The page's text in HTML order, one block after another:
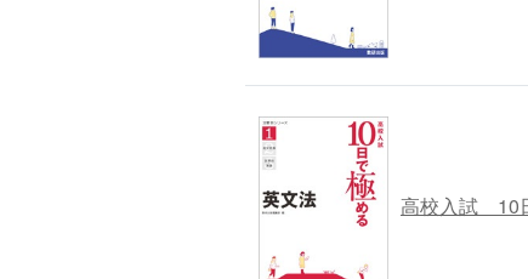
高校入試 10